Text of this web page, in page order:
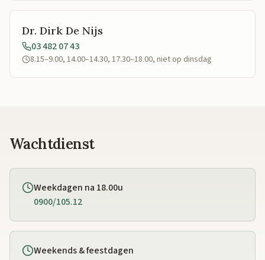
Dr. Dirk De Nijs
03 482 07 43
8.15–9.00, 14.00–14.30, 17.30–18.00, niet op dinsdag
Wachtdienst
Weekdagen na 18.00u
0900/105.12
Weekends & feestdagen